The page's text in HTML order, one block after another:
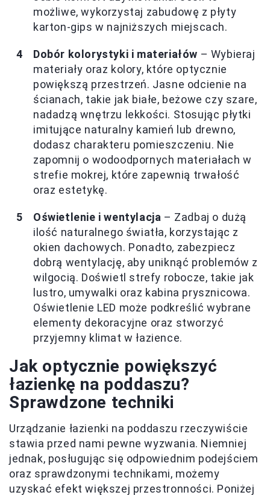
możliwe, wykorzystaj zabudowę z płyty
karton-gips w najniższych miejscach.
Dobór kolorystyki i materiałów – Wybieraj
materiały oraz kolory, które optycznie
powiększą przestrzeń. Jasne odcienie na
ścianach, takie jak białe, beżowe czy szare,
nadadzą wnętrzu lekkości. Stosując płytki
imitujące naturalny kamień lub drewno,
dodasz charakteru pomieszczeniu. Nie
zapomnij o wodoodpornych materiałach w
strefie mokrej, które zapewnią trwałość
oraz estetykę.
Oświetlenie i wentylacja – Zadbaj o dużą
ilość naturalnego światła, korzystając z
okien dachowych. Ponadto, zabezpiecz
dobrą wentylację, aby uniknąć problemów z
wilgocią. Doświetl strefy robocze, takie jak
lustro, umywalki oraz kabina prysznicowa.
Oświetlenie LED może podkreślić wybrane
elementy dekoracyjne oraz stworzyć
przyjemny klimat w łazience.
Jak optycznie powiększyć
łazienkę na poddaszu?
Sprawdzone techniki
Urządzanie łazienki na poddaszu rzeczywiście
stawia przed nami pewne wyzwania. Niemniej
jednak, posługując się odpowiednim podejściem
oraz sprawdzonymi technikami, możemy
uzyskać efekt większej przestronności. Poniżej